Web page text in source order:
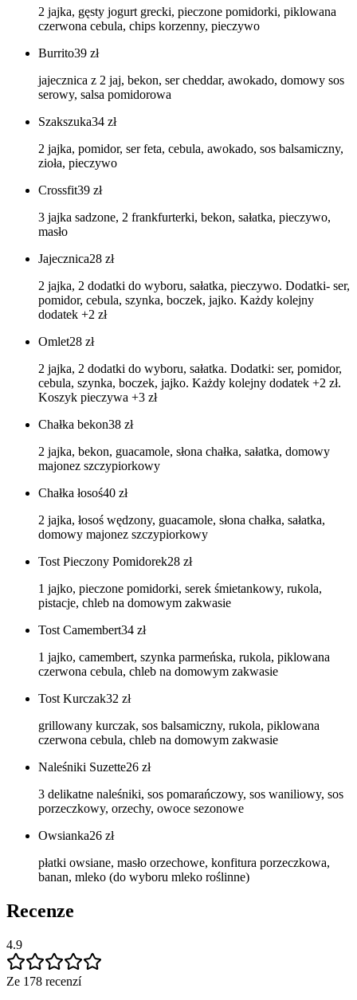
2 jajka, gęsty jogurt grecki, pieczone pomidorki, piklowana
czerwona cebula, chips korzenny, pieczywo
Burrito39 zł
jajecznica z 2 jaj, bekon, ser cheddar, awokado, domowy sos
serowy, salsa pomidorowa
Szakszuka34 zł
2 jajka, pomidor, ser feta, cebula, awokado, sos balsamiczny,
zioła, pieczywo
Crossfit39 zł
3 jajka sadzone, 2 frankfurterki, bekon, sałatka, pieczywo,
masło
Jajecznica28 zł
2 jajka, 2 dodatki do wyboru, sałatka, pieczywo. Dodatki- ser,
pomidor, cebula, szynka, boczek, jajko. Każdy kolejny
dodatek +2 zł
Omlet28 zł
2 jajka, 2 dodatki do wyboru, sałatka. Dodatki: ser, pomidor,
cebula, szynka, boczek, jajko. Każdy kolejny dodatek +2 zł.
Koszyk pieczywa +3 zł
Chałka bekon38 zł
2 jajka, bekon, guacamole, słona chałka, sałatka, domowy
majonez szczypiorkowy
Chałka łosoś40 zł
2 jajka, łosoś wędzony, guacamole, słona chałka, sałatka,
domowy majonez szczypiorkowy
Tost Pieczony Pomidorek28 zł
1 jajko, pieczone pomidorki, serek śmietankowy, rukola,
pistacje, chleb na domowym zakwasie
Tost Camembert34 zł
1 jajko, camembert, szynka parmeńska, rukola, piklowana
czerwona cebula, chleb na domowym zakwasie
Tost Kurczak32 zł
grillowany kurczak, sos balsamiczny, rukola, piklowana
czerwona cebula, chleb na domowym zakwasie
Naleśniki Suzette26 zł
3 delikatne naleśniki, sos pomarańczowy, sos waniliowy, sos
porzeczkowy, orzechy, owoce sezonowe
Owsianka26 zł
płatki owsiane, masło orzechowe, konfitura porzeczkowa,
banan, mleko (do wyboru mleko roślinne)
Recenze
4.9
Ze 178 recenzí